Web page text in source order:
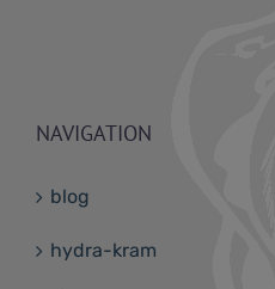
NAVIGATION
blog
hydra-kram